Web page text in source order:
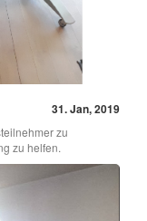
31. Jan, 2019
zu
zu helfen.